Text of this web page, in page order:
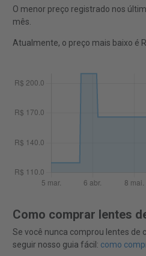
O menor preço registrado nos
mês.
Atualmente, o preço mais baixo é
Como comprar lentes
Se você nunca comprou lentes de
seguir nosso guia fácil: como